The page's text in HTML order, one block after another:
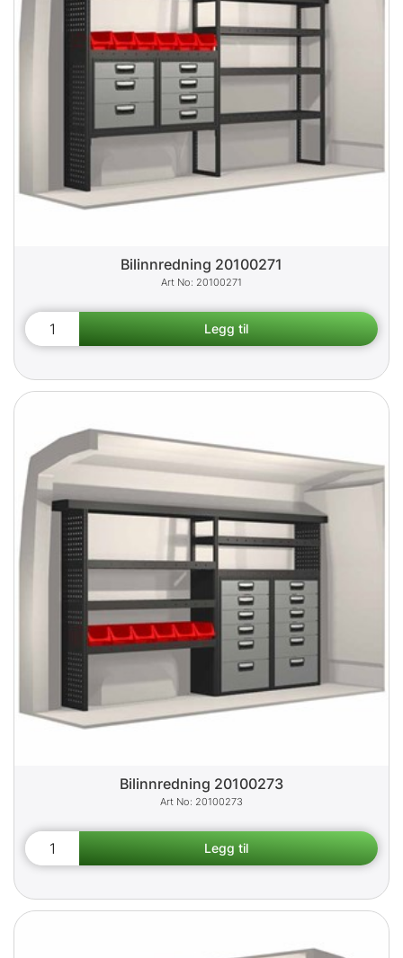
Bilinnredning 20100271
20100271
Bilinnredning 20100273
20100273